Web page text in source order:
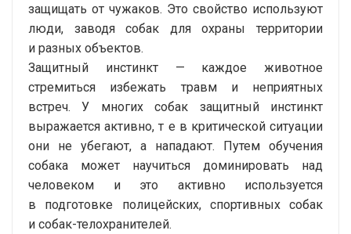
защищать от чужаков. Это свойство используют
люди, заводя собак для охраны территории
и разных объектов.
Защитный инстинкт — каждое животное
стремиться избежать травм и неприятных
встреч. У многих собак защитный инстинкт
выражается активно, т е в критической ситуации
они не убегают, а нападают. Путем обучения
собака может научиться доминировать над
человеком и это активно используется
в подготовке полицейских, спортивных собак
и собак-телохранителей.